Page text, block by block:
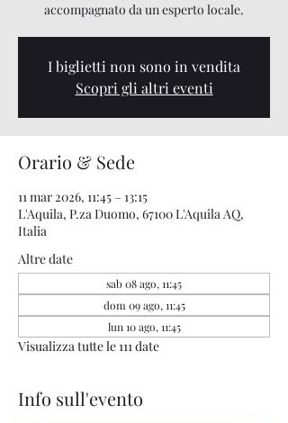
accompagnato da un esperto locale.
I biglietti non sono in vendita
Scopri gli altri eventi
Orario & Sede
11 mar 2026, 11:45 – 13:15
L'Aquila, P.za Duomo, 67100 L'Aquila AQ,
Italia
Altre date
sab 08 ago, 11:45
dom 09 ago, 11:45
lun 10 ago, 11:45
Visualizza tutte le 111 date
Info sull'evento